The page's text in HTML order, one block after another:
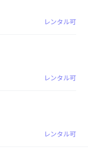
レンタル可
レンタル可
レンタル可